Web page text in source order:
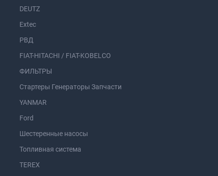
DEUTZ
Extec
РВД
FIAT-HITACHI / FIAT-KOBELCO
ФИЛЬТРЫ
Стартеры Генераторы Запчасти
YANMAR
Ford
Шестеренные насосы
Топливная система
TEREX